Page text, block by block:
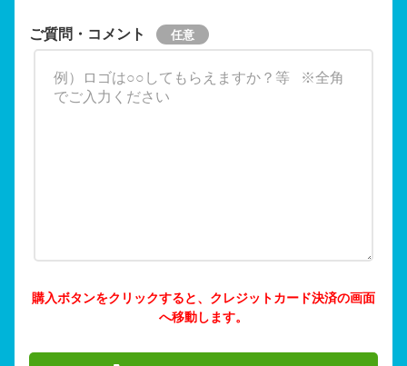
ご質問・コメント
購入ボタンをクリックすると、クレジットカード決済の画面
へ移動します。